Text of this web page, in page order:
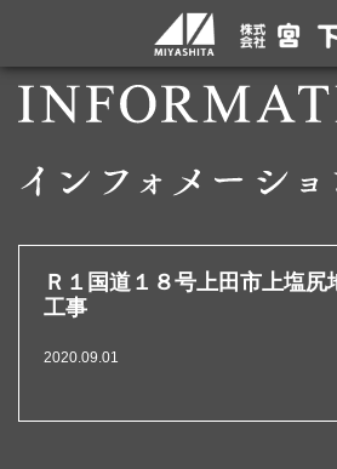
Ｒ１国道１８号上田市上塩
工事
2020.09.01